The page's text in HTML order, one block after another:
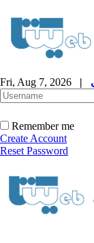
Fri, Aug 7, 2026 |
Remember me
Create Account
Reset Password